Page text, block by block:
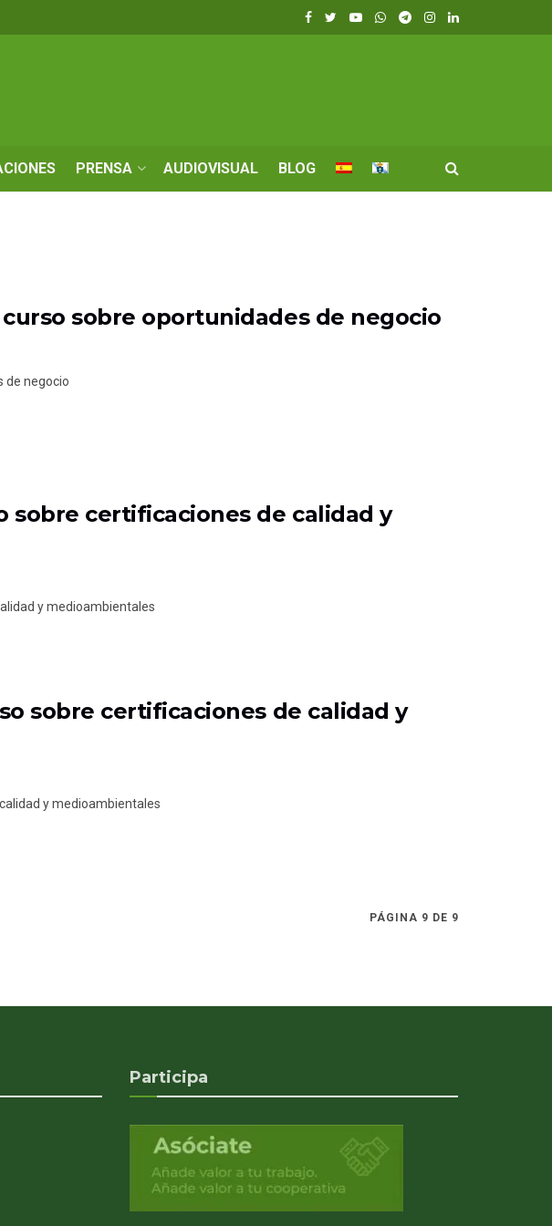
PRENSA AUDIOVISUAL BLOG
sobre oportunidades de negocio
de negocio
sobre certificaciones de calidad y
y medioambientales
sobre certificaciones de calidad y
y medioambientales
PÁGINA 9 DE 9
Participa